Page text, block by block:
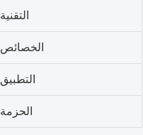
التقنية
الخصائص
التطبيق
الحزمة